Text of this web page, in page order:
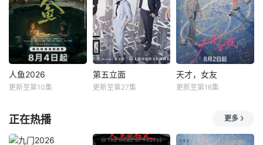
人鱼2026
更新至第10集
第五立面
更新至第27集
天才，女友
更新至第16集
正在热播 更多